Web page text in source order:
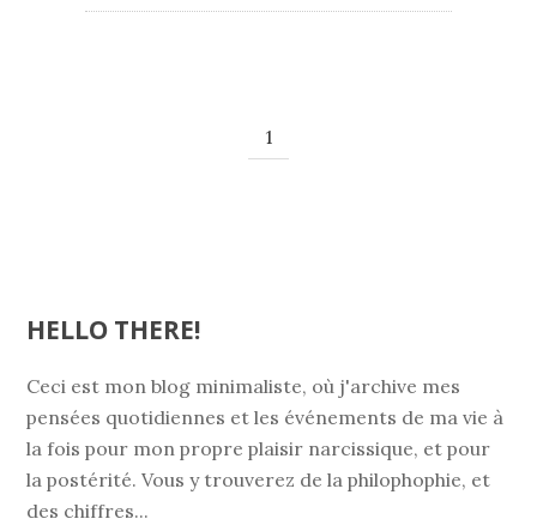
1
HELLO THERE!
Ceci est mon blog minimaliste, où j'archive mes
pensées quotidiennes et les événements de ma vie à
la fois pour mon propre plaisir narcissique, et pour
la postérité. Vous y trouverez de la philophophie, et
des chiffres...